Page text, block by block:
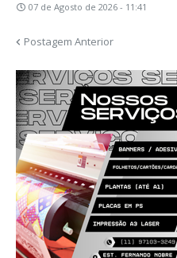
07 de Agosto de 2026 - 11:41
Postagem Anterior